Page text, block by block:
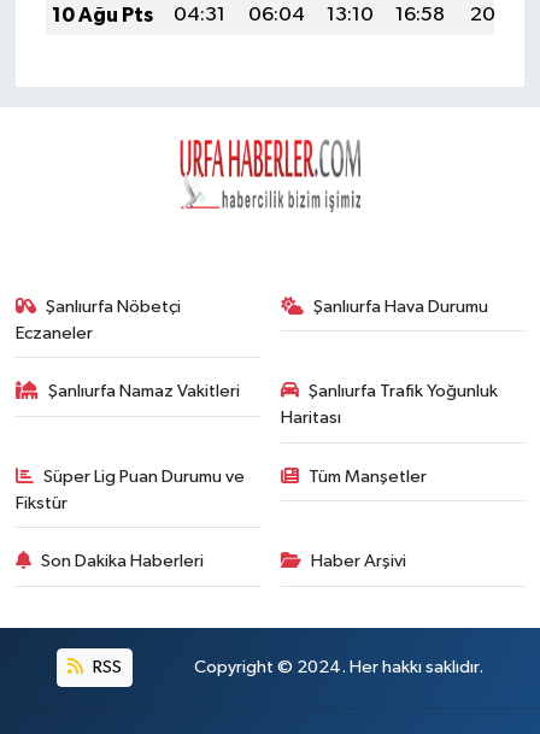
10 Ağu Pts
04:31 06:04 13:10 16:58 20:07
Şanlıurfa Nöbetçi
Eczaneler
Şanlıurfa Hava Durumu
Şanlıurfa Namaz Vakitleri
Şanlıurfa Trafik Yoğunluk
Haritası
Süper Lig Puan Durumu ve
Fikstür
Tüm Manşetler
Son Dakika Haberleri Haber Arşivi
RSS Copyright © 2024. Her hakkı saklıdır.